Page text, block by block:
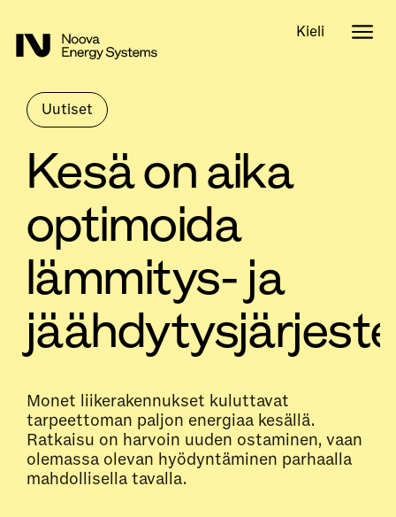
Uutiset
Kesä on aika
optimoida
lämmitys- ja
Monet liikerakennukset kuluttavat
tarpeettoman paljon energiaa kesällä.
Ratkaisu on harvoin uuden ostaminen, vaan
olemassa olevan hyödyntäminen parhaalla
mahdollisella tavalla.
Kieli